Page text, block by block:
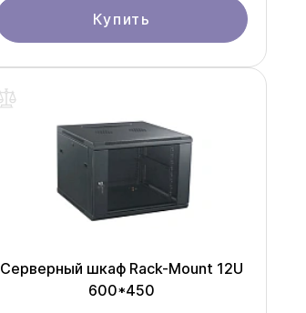
Купить
Серверный шкаф Rack-Mount 12U
600*450